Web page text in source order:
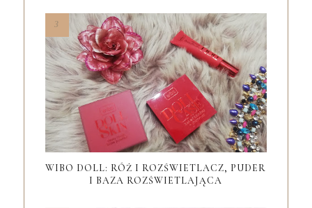
WIBO DOLL: RÓŻ I ROZŚWIETLACZ, PUDER
I BAZA ROZŚWIETLAJĄCA